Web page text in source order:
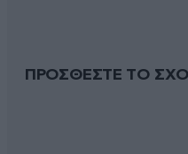
ΠΡΟΣΘΕΣΤΕ ΤΟ